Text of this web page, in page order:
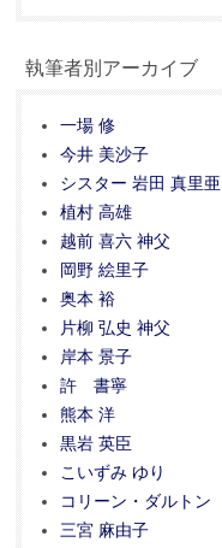
執筆者別アーカイブ
一場 修
今井 美沙子
シスター 岩田 真里亜
植村 高雄
越前 喜六 神父
岡野 絵里子
奥本 裕
片柳 弘史 神父
岸本 景子
許 書寧
熊本 洋
黒岩 英臣
こいずみ ゆり
コリーン・ダルトン
三宮 麻由子